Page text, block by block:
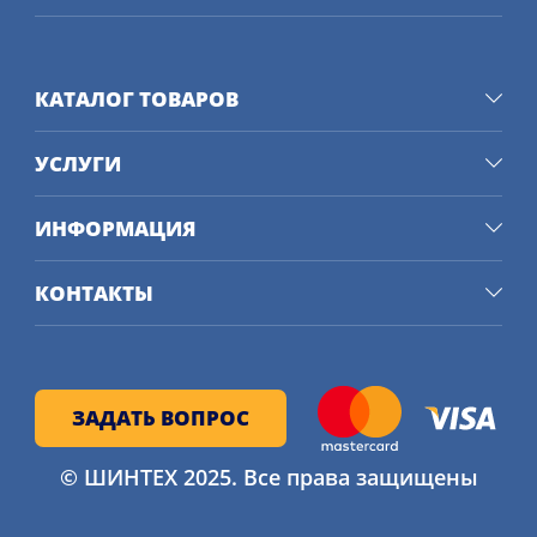
интересных особенностей и
они отлично подходят для зимней
езды.
Вот некоторые из главных
преимуществ Алпин 6 205/60 R17 93H:
образными канавками,
которые эффективно отводят
снег и слякоть из-под колеса.
ЗАДАТЬ ВОПРОС
© ШИНТЕХ 2025. Все права защищены
КАТАЛОГ ТОВАРОВ
УСЛУГИ
ИНФОРМАЦИЯ
КОНТАКТЫ